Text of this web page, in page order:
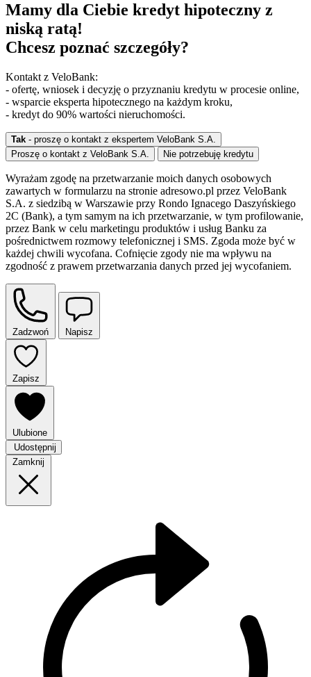
Mamy dla Ciebie kredyt hipoteczny z
niską ratą!
Chcesz poznać szczegóły?
Kontakt z VeloBank:
- ofertę, wniosek i decyzję o przyznaniu kredytu w procesie online,
- wsparcie eksperta hipotecznego na każdym kroku,
- kredyt do 90% wartości nieruchomości.
Tak - proszę o kontakt z ekspertem VeloBank S.A.
Proszę o kontakt z VeloBank S.A.
Nie potrzebuję kredytu
Wyrażam zgodę na przetwarzanie moich danych osobowych
zawartych w formularzu na stronie adresowo.pl przez VeloBank
S.A. z siedzibą w Warszawie przy Rondo Ignacego Daszyńskiego
2C (Bank), a tym samym na ich przetwarzanie, w tym profilowanie,
przez Bank w celu marketingu produktów i usług Banku za
pośrednictwem rozmowy telefonicznej i SMS. Zgoda może być w
każdej chwili wycofana. Cofnięcie zgody nie ma wpływu na
zgodność z prawem przetwarzania danych przed jej wycofaniem.
Zadzwoń Napisz
Zapisz
Ulubione
Udostępnij
Zamknij